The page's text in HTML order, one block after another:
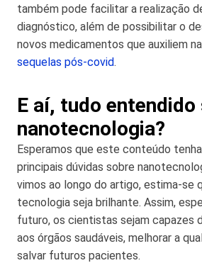
também pode facilitar a realização
diagnóstico, além de possibilitar o
novos medicamentos que auxiliem
sequelas pós-covid.
E aí, tudo entendido
nanotecnologia?
Esperamos que este conteúdo
principais dúvidas sobre
vimos ao longo do artigo, estima-se
tecnologia seja brilhante. Assim,
futuro, os cientistas sejam capazes
aos órgãos saudáveis, melhorar a
salvar futuros pacientes.